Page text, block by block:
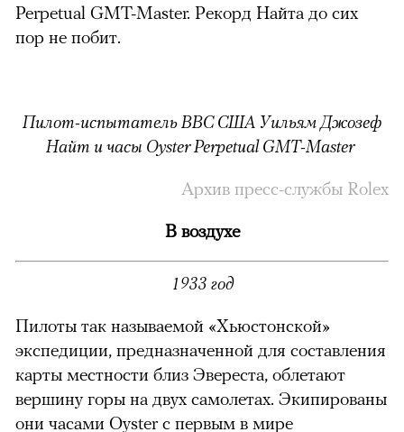
Perpetual GMT-Master. Рекорд Найта до сих
пор не побит.
Пилот-испытатель ВВС США Уильям Джозеф
Найт и часы Oyster Perpetual GMT-Master
Архив пресс-службы Rolex
В воздухе
1933 год
Пилоты так называемой «Хьюстонской»
экспедиции, предназначенной для составления
карты местности близ Эвереста, облетают
вершину горы на двух самолетах. Экипированы
они часами Oyster c первым в мире